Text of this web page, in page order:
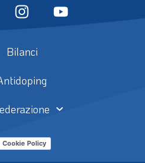
Bilanci
Cookie Policy